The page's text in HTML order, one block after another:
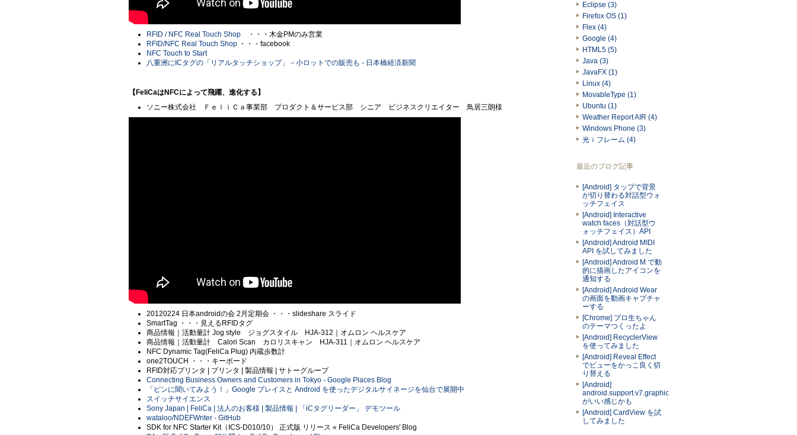
RFID / NFC Real Touch Shop ・・・木金PMのみ営業
RFID/NFC Real Touch Shop ・・・facebook
NFC Touch to Start
八重洲にICタグの「リアルタッチショップ」－小ロットでの販売も - 日本橋経済新聞
【FeliCaはNFCによって飛躍、進化する】
ソニー株式会社 ＦｅｌｉＣａ事業部 プロダクト＆サービス部 シニア ビジネスクリエイター 鳥居三朗様
20120224 日本androidの会 2月定期会 ・・・slideshare スライド
SmartTag ・・・見えるRFIDタグ
商品情報｜活動量計 Jog style ジョグスタイル HJA-312｜オムロン ヘルスケア
商品情報｜活動量計 Calori Scan カロリスキャン HJA-311｜オムロン ヘルスケア
NFC Dynamic Tag(FeliCa Plug) 内蔵歩数計
one2TOUCH ・・・キーボード
RFID対応プリンタ | プリンタ | 製品情報 | サトーグループ
Connecting Business Owners and Customers in Tokyo - Google Places Blog
「ピンに聞いてみよう！」Google プレイスと Android を使ったデジタルサイネージを仙台で展開中
スイッチサイエンス
Sony Japan | FeliCa | 法人のお客様 | 製品情報 | 「iCタグリーダー」 デモツール
wataloo/NDEFWriter - GitHub
SDK for NFC Starter Kit（ICS-D010/10） 正式版 リリース « FeliCa Developers' Blog
Eclipse (3)
Firefox OS (1)
Flex (4)
Google (4)
HTML5 (5)
Java (3)
JavaFX (1)
Linux (4)
MovableType (1)
Ubuntu (1)
Weather Report AIR (4)
Windows Phone (3)
光ｉフレーム (4)
最近のブログ記事
[Android] タップで背景
が切り替わる対話型ウォ
ッチフェイス
[Android] Interactive
watch faces（対話型ウ
ォッチフェイス）API
[Android] Android MIDI
API を試してみました
[Android] Android M で動
的に描画したアイコンを
通知する
[Android] Android Wear
の画面を動画キャプチャ
ーする
[Chrome] プロ生ちゃん
のテーマつくったよ
[Android] RecyclerView
を使ってみました
[Android] Reveal Effect
でビューをかっこ良く切
り替える
[Android]
android.support.v7.graphics.Palette
がいい感じかも
[Android] CardView を試
してみました